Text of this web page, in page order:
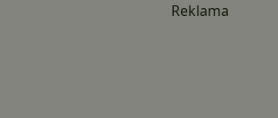
Reklama